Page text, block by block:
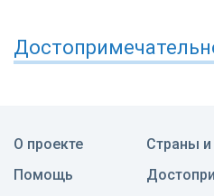
О проекте
Помощь
Страны и